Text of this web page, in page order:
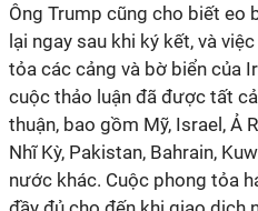
Ông Trump cũng cho biết eo
lại ngay sau khi ký kết, và
tỏa các cảng và bờ biển của
cuộc thảo luận đã được tất
thuận, bao gồm Mỹ, Israel, Ả
Nhĩ Kỳ, Pakistan, Bahrain,
nước khác. Cuộc phong tỏa